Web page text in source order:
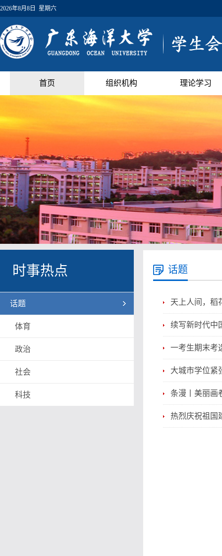
2026年8月8日 星期六
首页 组织机构 理论学习
时事热点
话题
体育
政治
社会
科技
话题
天上人间，稻
续写新时代中
一考生期末
大城市学位紧
条漫丨美丽画
热烈庆祝祖国